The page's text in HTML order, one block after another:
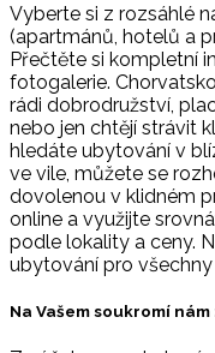
Vyberte si z rozsáhlé
(apartmánů, hotelů a
Přečtěte si kompletní
fotogalerie.
rádi dobrodružství,
nebo jen chtějí strávit
hledáte ubytování v
ve vile, můžete se
dovolenou v klidném
online a využijte
podle lokality a ceny.
ubytování pro
Na Vašem soukromí